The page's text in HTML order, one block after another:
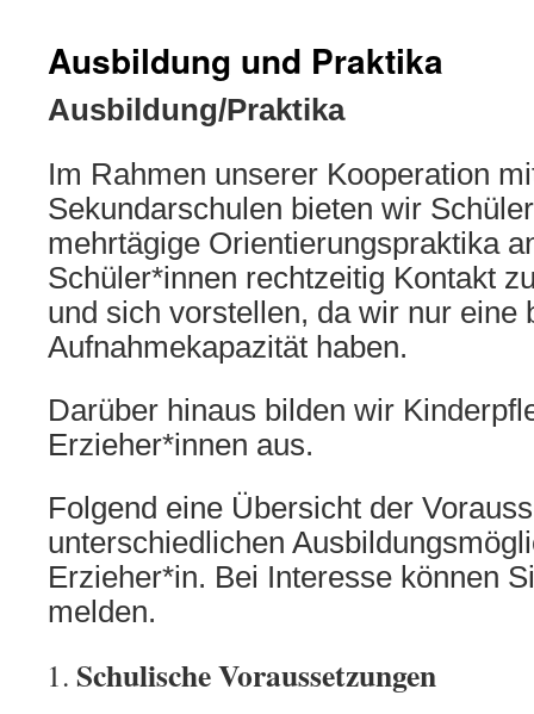
Ausbildung und Praktika
Ausbildung/Praktika
Im Rahmen unserer Kooperation
Sekundarschulen bieten wir
mehrtägige Orientierungspraktika
Schüler*innen rechtzeitig Kontakt
und sich vorstellen, da wir nur eine
Aufnahmekapazität haben.
Darüber hinaus bilden wir
Erzieher*innen aus.
Folgend eine Übersicht der
unterschiedlichen
Erzieher*in. Bei Interesse können
melden.
Schulische Voraussetzungen